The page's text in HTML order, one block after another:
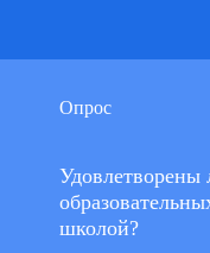
Опрос
Удовлетворены
школой?